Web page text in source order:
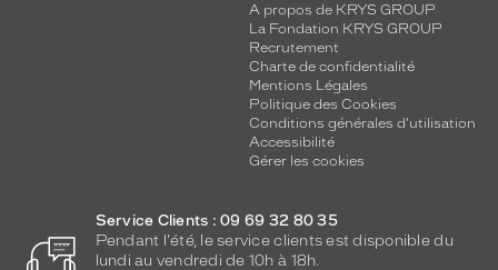
A propos de KRYS GROUP
La Fondation KRYS GROUP
Recrutement
Charte de confidentialité
Mentions Légales
Politique des Cookies
Conditions générales d'utilisation
Accessibilité
Gérer les cookies
Service Clients : 09 69 32 80 35
Pendant l'été, le service clients est disponible du
lundi au vendredi de 10h à 18h.